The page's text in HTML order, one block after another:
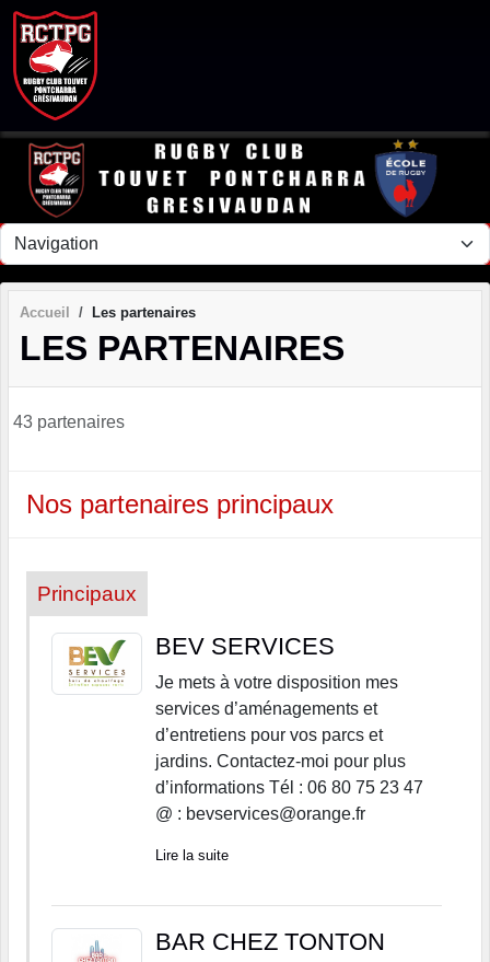
Accueil Les partenaires
LES PARTENAIRES
43 partenaires
Nos partenaires principaux
Principaux
BEV SERVICES
Je mets à votre disposition mes
services d’aménagements et
d’entretiens pour vos parcs et
jardins. Contactez-moi pour plus
d’informations Tél : 06 80 75 23 47
@ : bevservices@orange.fr
Lire la suite
BAR CHEZ TONTON
Panneau de gestion des cookies